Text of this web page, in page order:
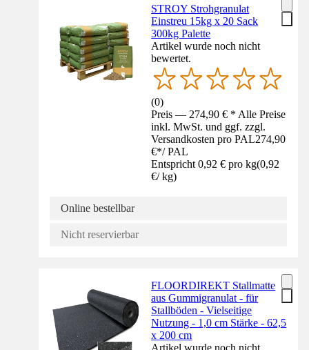
STROY Strohgranulat
Einstreu 15kg x 20 Sack
300kg Palette
Artikel wurde noch nicht
bewertet.
(0)
Preis — 274,90 € * Alle Preise
inkl. MwSt. und ggf. zzgl.
Versandkosten pro PAL274,90
€*/ PAL
Entspricht 0,92 € pro kg(0,92
€/ kg)
Online bestellbar
Nicht reservierbar
FLOORDIREKT Stallmatte
aus Gummigranulat - für
Stallböden - Vielseitige
Nutzung - 1,0 cm Stärke - 62,5
x 200 cm